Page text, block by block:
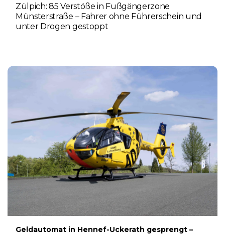
Zülpich: 85 Verstöße in Fußgängerzone
Münsterstraße – Fahrer ohne Führerschein und
unter Drogen gestoppt
Geldautomat in Hennef-Uckerath gesprengt –